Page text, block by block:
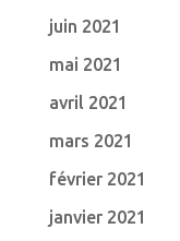
juin 2021
mai 2021
avril 2021
mars 2021
février 2021
janvier 2021